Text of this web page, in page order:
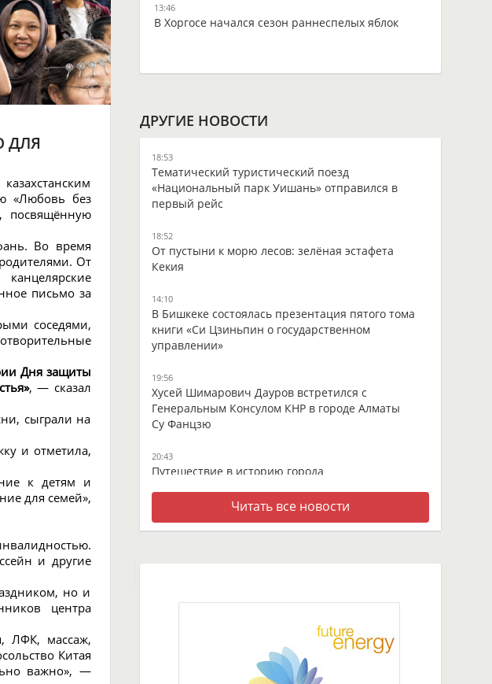
ДЛЯ
«Любовь без
посвящённую
Во время
От
письмо за
соседями,
Дня защиты
, — сказал
сыграли на
и отметила,
к детям и
для семей»,
и другие
но и
центра
ЛФК, массаж,
Китая
важно», —
13:46
В Хоргосе начался сезон раннеспелых яблок
ДРУГИЕ НОВОСТИ
18:53
Тематический туристический поезд
«Национальный парк Уишань» отправился в
первый рейс
18:52
От пустыни к морю лесов: зелёная эстафета
Кекия
14:10
В Бишкеке состоялась презентация пятого тома
книги «Си Цзиньпин о государственном
управлении»
19:56
Хусей Шимарович Дауров встретился с
Генеральным Консулом КНР в городе Алматы
Су Фанцзю
20:43
Путешествие в историю города
В оживлённом центре Ганьнаня - встреча с
тысячелетней тибетской тханкой
09:17
В Алматы открылась штаб-квартира цифровой
экономики IBI Казахстана
Читать все новости